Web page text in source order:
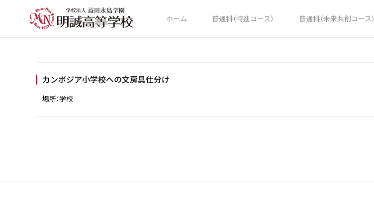
ホーム 普通科（特進コース） 普通科（未来共創コース）
カンボジア小学校への文房具仕分け
場所：学校